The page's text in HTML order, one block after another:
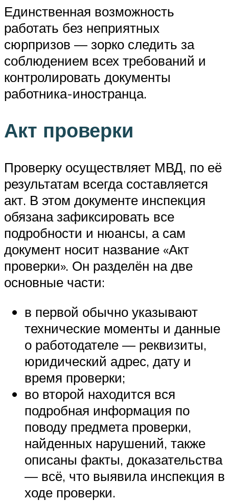
Единственная возможность
работать без неприятных
сюрпризов — зорко следить за
соблюдением всех требований и
контролировать документы
работника-иностранца.
Акт проверки
Проверку осуществляет МВД, по её
результатам всегда составляется
акт. В этом документе инспекция
обязана зафиксировать все
подробности и нюансы, а сам
документ носит название «Акт
проверки». Он разделён на две
основные части:
в первой обычно указывают
технические моменты и данные
о работодателе — реквизиты,
юридический адрес, дату и
время проверки;
во второй находится вся
подробная информация по
поводу предмета проверки,
найденных нарушений, также
описаны факты, доказательства
— всё, что выявила инспекция в
ходе проверки.